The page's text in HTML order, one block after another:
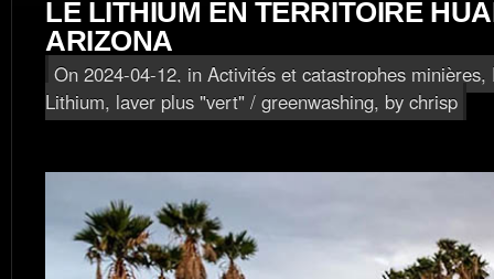
LE LITHIUM EN TERRITOIRE
ARIZONA
On 2024-04-12, in Activités et catastrophes minières,
Lithium, laver plus "vert" / greenwashing, by chrisp